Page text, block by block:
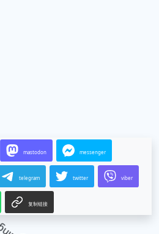
mastodon messenger
telegram twitter viber
复制链接